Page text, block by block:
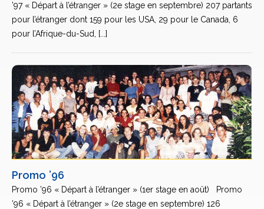
’97 « Départ à l’étranger » (2e stage en septembre) 207 partants
pour l’étranger dont 159 pour les USA, 29 pour le Canada, 6
pour l’Afrique-du-Sud, [...]
Promo ’96
Promo ’96 « Départ à l’étranger » (1er stage en août) Promo
’96 « Départ à l’étranger » (2e stage en septembre) 126